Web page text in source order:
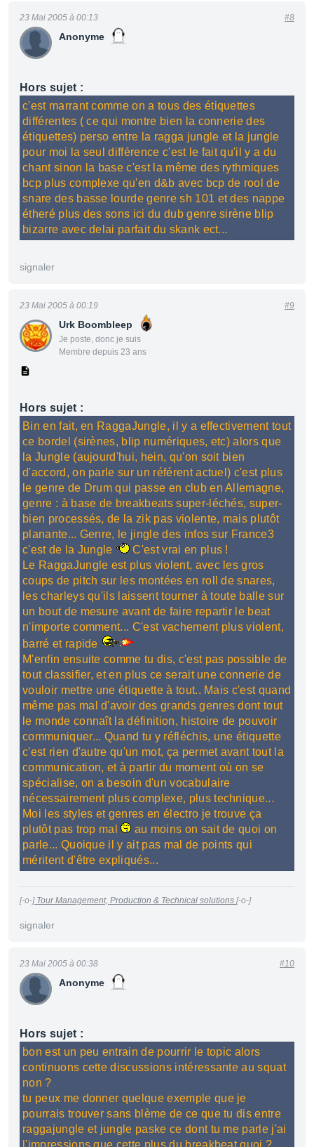
Anonyme
23 Mai 2005 à 00:13 #8
Hors sujet :
c'est marrant comme on a tous des étiquettes
différentes ( ce qui montre bien la connerie des
étiquettes) perso entre la ragga jungle et la jungle
pour moi la seul différence c'est le fait qu'il y a du
chant sinon la base c'est la même des rythmiques
bcp plus complexe qu'en d&b avec bcp de rool de
snare des basse lourde genre sh 101 et des nappe
étheré plus des sons ici du dub genre sirène blip
bizarre avec delai parfait du skank ect...
signaler
Urk Boombleep
Je poste, donc je suis
Membre depuis 23 ans
23 Mai 2005 à 00:19 #9
Hors sujet :
Bin en fait, en RaggaJungle, il y a effectivement tout
ce bordel (sirènes, blip numériques, etc) alors que
la Jungle (aujourd'hui, hein, qu'on soit bien
d'accord, on parle sur un référent actuel) c'est plus
le genre de Drum qui passe en club en Allemagne,
genre : à base de breakbeats super-léchés, super-
bien processés, de la zik pas violente, mais plutôt
planante... Genre, le jingle des infos sur France3
c'est de la Jungle
C'est vrai en plus !
Le RaggaJungle est plus violent, avec les gros
coups de pitch sur les montées en roll de snares,
les charleys qu'ils laissent tourner à toute balle sur
un bout de mesure avant de faire repartir le beat
n'importe comment... C'est vachement plus violent,
barré et rapide
M'enfin ensuite comme tu dis, c'est pas possible de
tout classifier, et en plus ce serait une connerie de
vouloir mettre une étiquette à tout.. Mais c'est quand
même pas mal d'avoir des grands genres dont tout
le monde connaît la définition, histoire de pouvoir
communiquer... Quand tu y réfléchis, une étiquette
c'est rien d'autre qu'un mot, ça permet avant tout la
communication, et à partir du moment où on se
spécialise, on a besoin d'un vocabulaire
nécessairement plus complexe, plus technique...
Moi les styles et genres en électro je trouve ça
plutôt pas trop mal
au moins on sait de quoi on
parle... Quoique il y ait pas mal de points qui
méritent d'être expliqués...
[-o-]Tour Management, Production & Technical solutions [-o-]
signaler
Anonyme
23 Mai 2005 à 00:38 #10
Hors sujet :
bon est un peu entrain de pourrir le topic alors
continuons cette discussions intéressante au squat
non ?
tu peux me donner quelque exemple que je
pourrais trouver sans blème de ce que tu dis entre
raggajungle et jungle paske ce dont tu me parle j'ai
l'impressions que cette plus du breakbeat quoi ?